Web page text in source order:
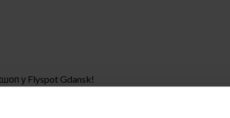
у Flyspot Gdansk!
рух по тунелю, використовуючи